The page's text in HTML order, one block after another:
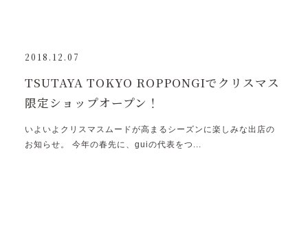
2018.12.07
TSUTAYA TOKYO ROPPONGIでクリスマス
限定ショップオープン！
いよいよクリスマスムードが高まるシーズンに楽しみな出店の
お知らせ。 今年の春先に、guiの代表をつ...